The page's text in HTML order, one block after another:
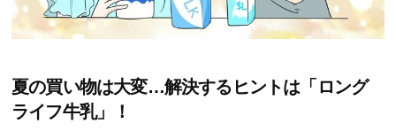
夏の買い物は大変…解決するヒントは「ロング
ライフ牛乳」！